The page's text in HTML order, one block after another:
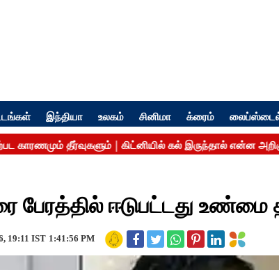
இந்தியா உலகம் சினிமா க்ரைம்
பேரத்தில் ஈடுபட்டது
19:11 IST 1:41:56 PM